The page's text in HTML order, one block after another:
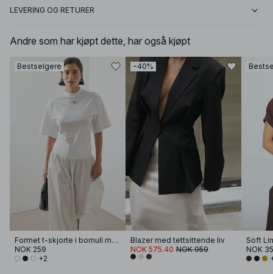
LEVERING OG RETURER
Andre som har kjøpt dette, har også kjøpt
Bestselgere
Formet t-skjorte i bomull med traktformet hals
NOK 259
+2
−40%
Blazer med tettsittende liv
NOK 575.40 NOK 959
NOK